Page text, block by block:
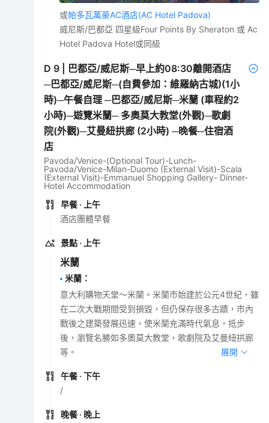
或帕多瓦萬豪AC酒店(AC Hotel Padova)
威尼斯/巴都亞 四星級Four Points By Sheraton 或 Ac
Hotel Padova Hotel或同級
D 9
巴都亞/威尼斯─早上約08:30離開酒店
─巴都亞/威尼斯─(自費參加：維羅納古城)(1小
時)─午餐自理 ─巴都亞/威尼斯─米蘭 (車程約2
小時)─遊覽米蘭─ 多奧莫大教堂(外觀)─歌劇
院(外觀)─艾曼紐拱廊 (2小時) ─晚餐─住宿酒
店
Pavoda/Venice-(Optional Tour)-Lunch-
Pavoda/Venice-Milan-Duomo (External Visit)-Scala
(External Visit)-Emmanuel Shopping Gallery- Dinner-
Hotel Accommodation
早餐 · 上午
酒店團體早餐
景點 · 上午
米蘭
米蘭 ：
意大利購物天堂～米蘭。米蘭市始建於公元4世紀，雖
在二次大戰期間受到損毀，但仍保存很多古蹟，市內
戰後之建築發展迅速，使米蘭充滿時代氣息，抵步
後，瀏覽名勝如多奧莫大教堂，歌劇院及艾曼紐拱廊
等。
展開
午餐 · 下午
/
晚餐 · 晚上